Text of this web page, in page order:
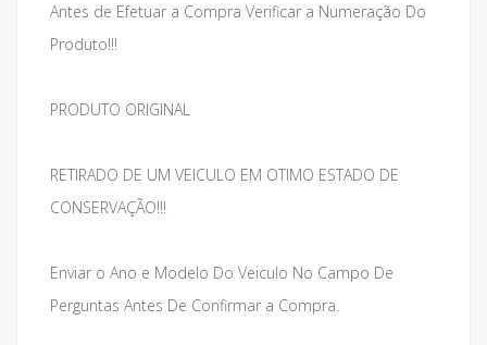
Antes de Efetuar a Compra Verificar a Numeração Do
Produto!!!
PRODUTO ORIGINAL
RETIRADO DE UM VEICULO EM OTIMO ESTADO DE
CONSERVAÇÃO!!!
Enviar o Ano e Modelo Do Veiculo No Campo De
Perguntas Antes De Confirmar a Compra.